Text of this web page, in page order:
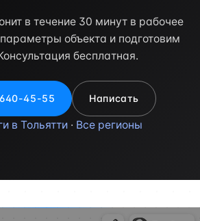
в течение 30 минут в рабочее
объекта и подготовим
бесплатная.
45-55 Написать
в Тольятти· Все регионы